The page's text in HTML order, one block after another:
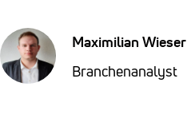
Maximilian Wieser
Branchenanalyst